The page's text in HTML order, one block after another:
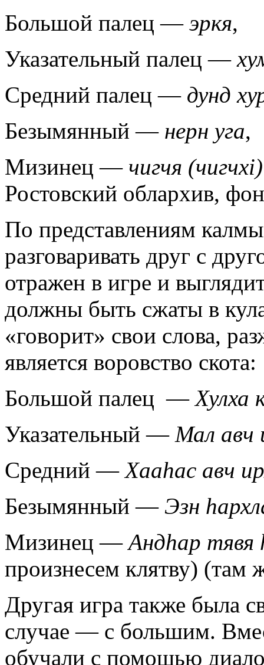
Большой палец — эркя,
Указательный палец —
Средний палец — дунд
Безымянный — нерн уга,
Мизинец — чигчя (чигчхі)
Ростовский облархив,
По представлениям
разговаривать друг с
отражен в игре и
должны быть сжаты в
«говорит» свои слова,
является воровство скота:
Большой палец — Хулха
Указательный — Мал авч
Средний — Хааhас авч
Безымянный — Эзн hа
Мизинец — Андhар тявя
произнесем клятву) (там
Другая игра также была
случае — с большим.
обучали с помощью